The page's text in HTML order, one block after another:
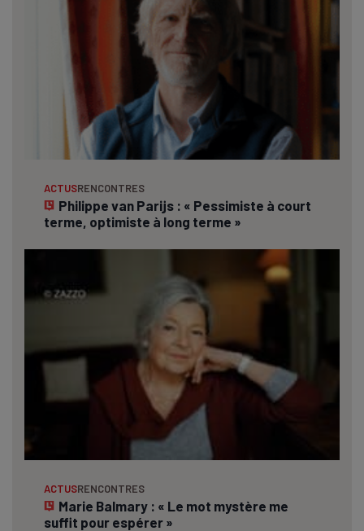
ACTUSRENCONTRES
Philippe van Parijs : « Pessimiste à court
terme, optimiste à long terme »
ACTUSRENCONTRES
Marie Balmary : « Le mot mystère me
suffit pour espérer »